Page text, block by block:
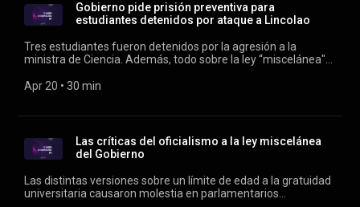
Gobierno pide prisión preventiva para
estudiantes detenidos por ataque a Lincolao
Tres estudiantes fueron detenidos por la agresión a la
ministra de Ciencia. Además, todo sobre la ley “miscelánea"
injusticia tributaria y un gigantesco incendio destruye una
Apr 20 • 30 min
Las críticas del oficialismo a la ley miscelánea
del Gobierno
Las distintas versiones sobre un límite de edad a la gratuidad
universitaria causaron molestia en parlamentarios